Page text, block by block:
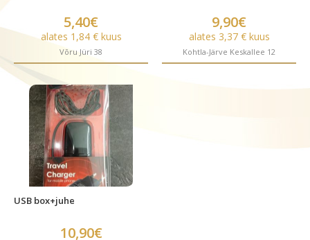
5,40€
alates 1,84 € kuus
Võru Jüri 38
9,90€
alates 3,37 € kuus
Kohtla-Järve Keskallee 12
USB box+juhe
10,90€